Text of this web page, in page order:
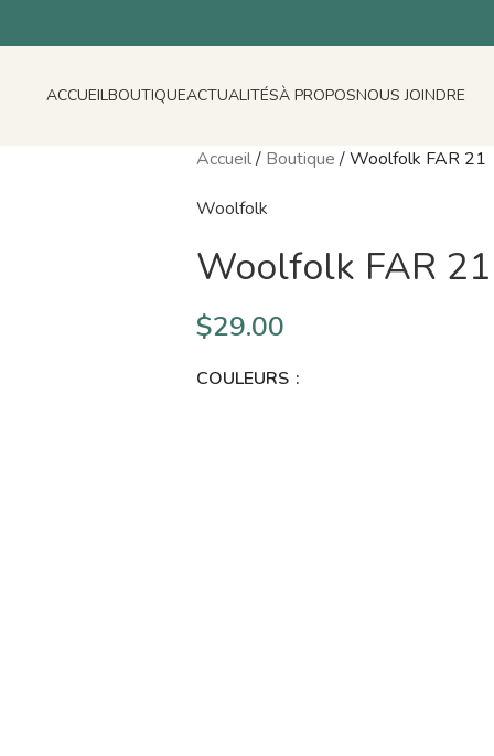
ACCUEILBOUTIQUEACTUALITÉSÀ PROPOSNOUS JOINDRE
Accueil/ Boutique /Woolfolk FAR 21
Woolfolk
Woolfolk FAR 21
$29.00
COULEURS